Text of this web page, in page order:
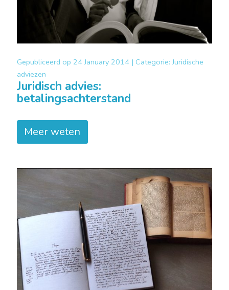
Gepubliceerd op 24 January 2014 | Categorie:Juridische
adviezen
Juridisch advies:
betalingsachterstand
Meer weten